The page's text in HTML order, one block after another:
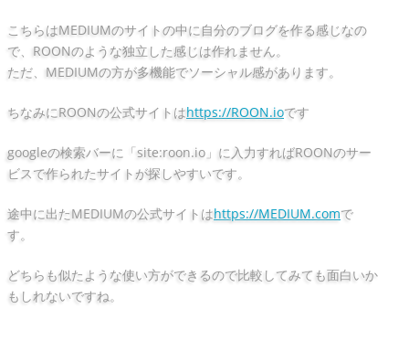
こちらはMEDIUMのサイトの中に自分のブログを作る感じなの
で、ROONのような独立した感じは作れません。
ただ、MEDIUMの方が多機能でソーシャル感があります。
ちなみにROONの公式サイトはhttps://ROON.ioです
googleの検索バーに「site:roon.io」に入力すればROONのサー
ビスで作られたサイトが探しやすいです。
途中に出たMEDIUMの公式サイトはhttps://MEDIUM.comで
す。
どちらも似たような使い方ができるので比較してみても面白いか
もしれないですね。